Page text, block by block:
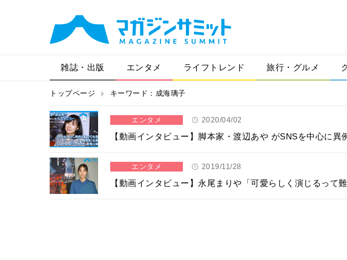
雑誌・出版 エンタメ ライフトレンド 旅行・グルメ
トップページ キーワード：成海璃子
エンタメ 2020/04/02
【動画インタビュー】脚本家・渡辺あや がSNSを中心に
エンタメ 2019/11/28
【動画インタビュー】永尾まりや「可愛らしく演じるって